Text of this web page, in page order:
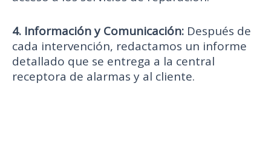
4. Información y Comunicación: Después de
cada intervención, redactamos un informe
detallado que se entrega a la central
receptora de alarmas y al cliente.